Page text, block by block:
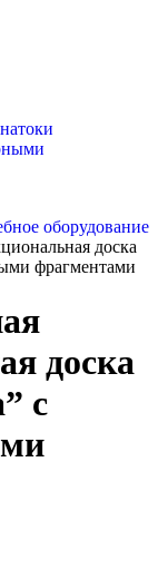
оборудование
доска
фрагментами
доска
с